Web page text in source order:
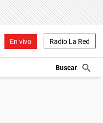
En vivo Radio La Red